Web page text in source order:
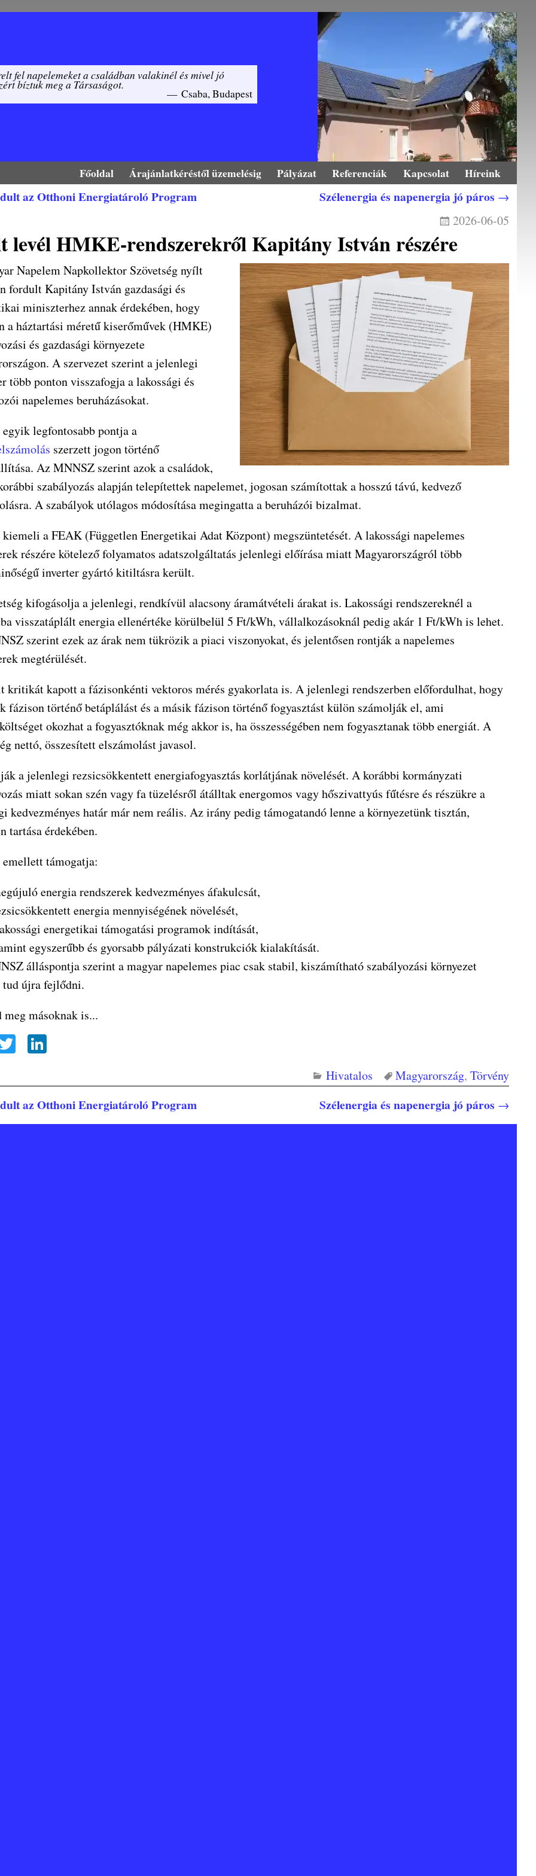
fel napelemeket a családban valakinél és mivel jó
bíztuk meg a Társaságot.
— Csaba, Budapest
Főoldal Árajánlatkéréstől üzemelésig Pályázat Referenciák Kapcsolat Híreink
navigáció
az Otthoni Energiatároló Program Szélenergia és napenergia jó páros →
2026-06-05
levél HMKE-rendszerekről Kapitány István részére
Napelem Napkollektor Szövetség nyílt
fordult Kapitány István gazdasági és
miniszterhez annak érdekében, hogy
a háztartási méretű kiserőművek (HMKE)
és gazdasági környezete
A szervezet szerint a jelenlegi
több ponton visszafogja a lakossági és
napelemes beruházásokat.
legfontosabb pontja a
szerzett jogon történő
Az MNNSZ szerint azok a családok,
szabályozás alapján telepítettek napelemet, jogosan számítottak a hosszú távú, kedvező
A szabályok utólagos módosítása megingatta a beruházói bizalmat.
a FEAK (Független Energetikai Adat Központ) megszüntetését. A lakossági napelemes
részére kötelező folyamatos adatszolgáltatás jelenlegi előírása miatt Magyarországról több
inverter gyártó kitiltásra került.
kifogásolja a jelenlegi, rendkívül alacsony áramátvételi árakat is. Lakossági rendszereknél a
visszatáplált energia ellenértéke körülbelül 5 Ft/kWh, vállalkozásoknál pedig akár 1 Ft/kWh is lehet.
szerint ezek az árak nem tükrözik a piaci viszonyokat, és jelentősen rontják a napelemes
megtérülését.
kritikát kapott a fázisonkénti vektoros mérés gyakorlata is. A jelenlegi rendszerben előfordulhat, hogy
fázison történő betáplálást és a másik fázison történő fogyasztást külön számolják el, ami
okozhat a fogyasztóknak még akkor is, ha összességében nem fogyasztanak több energiát. A
nettó, összesített elszámolást javasol.
a jelenlegi rezsicsökkentett energiafogyasztás korlátjának növelését. A korábbi kormányzati
miatt sokan szén vagy fa tüzelésről átálltak energomos vagy hőszivattyús fűtésre és részükre a
kedvezményes határ már nem reális. Az irány pedig támogatandó lenne a környezetünk tisztán,
tartása érdekében.
támogatja:
energia rendszerek kedvezményes áfakulcsát,
energia mennyiségének növelését,
energetikai támogatási programok indítását,
egyszerűbb és gyorsabb pályázati konstrukciók kialakítását.
álláspontja szerint a magyar napelemes piac csak stabil, kiszámítható szabályozási környezet
újra fejlődni.
meg másoknak is...
T
tte
r
ed
In
Hivatalos Magyarország,Törvény
navigáció
az Otthoni Energiatároló Program Szélenergia és napenergia jó páros →